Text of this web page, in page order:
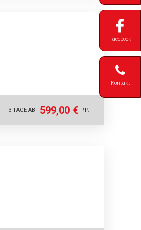
Facebook
Kontakt
3 TAGE AB 599,00 € P.P.